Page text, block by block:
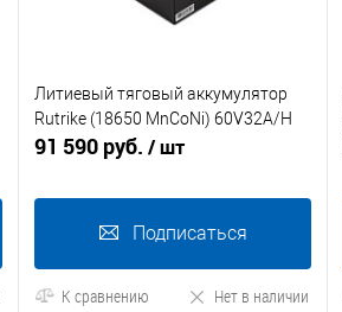
Литиевый тяговый аккумулятор
Rutrike (18650 MnCoNi) 60V32A/H
91 590 руб. / шт
Подписаться
К сравнению
Нет в наличии